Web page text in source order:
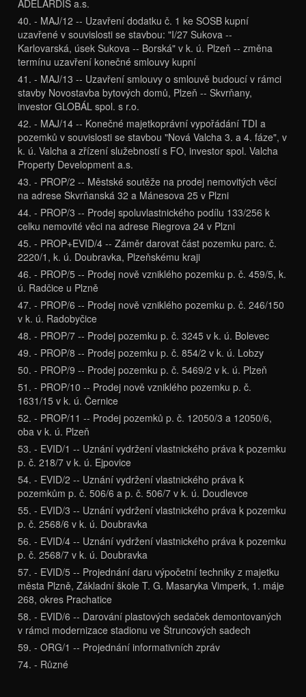
ADELARDIS a.s.
40. - MAJ/12 -- Uzavření dodatku č. 1 ke SOSB kupní
uzavřené v souvislosti se stavbou: "I/27 Sukova --
Karlovarská, úsek Sukova -- Borská" v k. ú. Plzeň -- změna
termínu uzavření konečné smlouvy kupní
41. - MAJ/13 -- Uzavření smlouvy o smlouvě budoucí v rámci
stavby Novostavba bytových domů, Plzeň -- Skvrňany,
investor GLOBÁL spol. s r.o.
42. - MAJ/14 -- Konečné majetkoprávní vypořádání TDI a
pozemků v souvislosti se stavbou "Nová Valcha 3. a 4. fáze", v
k. ú. Valcha a zřízení služebností s FO, investor spol. Valcha
Property Development a.s.
43. - PROP/2 -- Městské soutěže na prodej nemovitých věcí
na adrese Skvrňanská 32 a Mánesova 25 v Plzni
44. - PROP/3 -- Prodej spoluvlastnického podílu 133/256 k
celku nemovité věci na adrese Riegrova 24 v Plzni
45. - PROP+EVID/4 -- Záměr darovat část pozemku parc. č.
2220/1, k. ú. Doubravka, Plzeňskému kraji
46. - PROP/5 -- Prodej nově vzniklého pozemku p. č. 459/5, k.
ú. Radčice u Plzně
47. - PROP/6 -- Prodej nově vzniklého pozemku p. č. 246/150
v k. ú. Radobyčice
48. - PROP/7 -- Prodej pozemku p. č. 3245 v k. ú. Bolevec
49. - PROP/8 -- Prodej pozemku p. č. 854/2 v k. ú. Lobzy
50. - PROP/9 -- Prodej pozemku p. č. 5469/2 v k. ú. Plzeň
51. - PROP/10 -- Prodej nově vzniklého pozemku p. č.
1631/15 v k. ú. Černice
52. - PROP/11 -- Prodej pozemků p. č. 12050/3 a 12050/6,
oba v k. ú. Plzeň
53. - EVID/1 -- Uznání vydržení vlastnického práva k pozemku
p. č. 218/7 v k. ú. Ejpovice
54. - EVID/2 -- Uznání vydržení vlastnického práva k
pozemkům p. č. 506/6 a p. č. 506/7 v k. ú. Doudlevce
55. - EVID/3 -- Uznání vydržení vlastnického práva k pozemku
p. č. 2568/6 v k. ú. Doubravka
56. - EVID/4 -- Uznání vydržení vlastnického práva k pozemku
p. č. 2568/7 v k. ú. Doubravka
57. - EVID/5 -- Projednání daru výpočetní techniky z majetku
města Plzně, Základní škole T. G. Masaryka Vimperk, 1. máje
268, okres Prachatice
58. - EVID/6 -- Darování plastových sedaček demontovaných
v rámci modernizace stadionu ve Štruncových sadech
59. - ORG/1 -- Projednání informativních zpráv
74. - Různé